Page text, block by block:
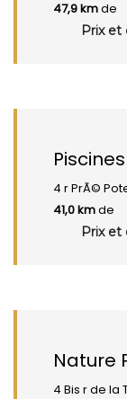
47,9 kmde
Prix et
4 r PrÃ©
41,0 kmde
Prix et
Nature
4 Bis r de la